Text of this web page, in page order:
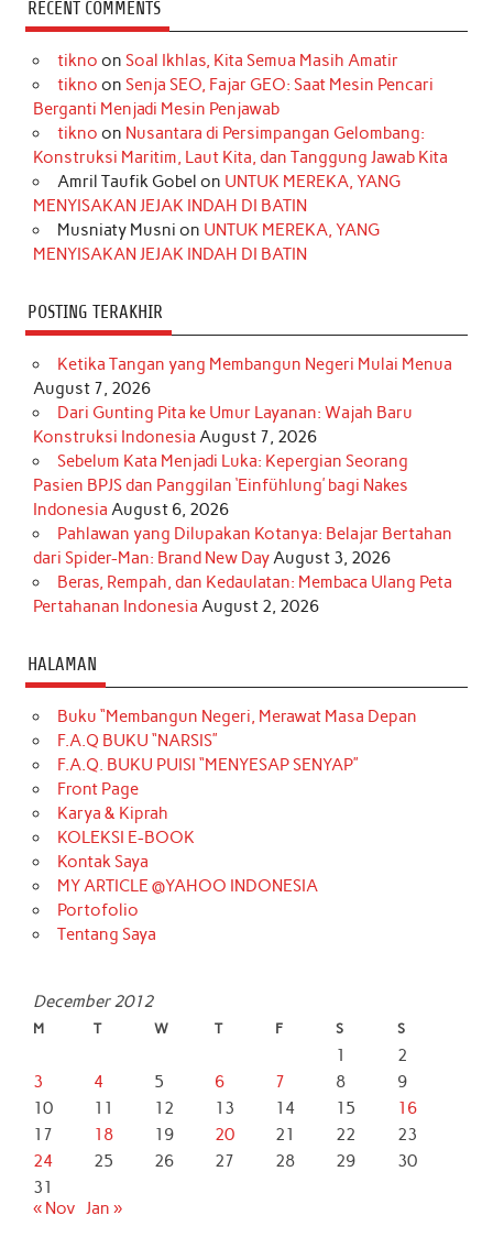
e
b
o
k
t
a
r
a
m
T
o
k
t
e
r
e
s
t
k
e
d
I
n
t
t
r
T
u
e
RECENT COMMENTS
tikno on Soal Ikhlas, Kita Semua Masih Amatir
tikno on Senja SEO, Fajar GEO: Saat Mesin Pencari
Berganti Menjadi Mesin Penjawab
tikno on Nusantara di Persimpangan Gelombang:
Konstruksi Maritim, Laut Kita, dan Tanggung Jawab Kita
Amril Taufik Gobel on UNTUK MEREKA, YANG
MENYISAKAN JEJAK INDAH DI BATIN
Musniaty Musni on UNTUK MEREKA, YANG
MENYISAKAN JEJAK INDAH DI BATIN
POSTING TERAKHIR
Ketika Tangan yang Membangun Negeri Mulai Menua
August 7, 2026
Dari Gunting Pita ke Umur Layanan: Wajah Baru
Konstruksi Indonesia August 7, 2026
Sebelum Kata Menjadi Luka: Kepergian Seorang
Pasien BPJS dan Panggilan ‘Einfühlung’ bagi Nakes
Indonesia August 6, 2026
Pahlawan yang Dilupakan Kotanya: Belajar Bertahan
dari Spider-Man: Brand New DayAugust 3, 2026
Beras, Rempah, dan Kedaulatan: Membaca Ulang Peta
Pertahanan Indonesia August 2, 2026
HALAMAN
Buku “Membangun Negeri, Merawat Masa Depan
F.A.Q BUKU “NARSIS”
F.A.Q. BUKU PUISI “MENYESAP SENYAP”
Front Page
Karya & Kiprah
KOLEKSI E-BOOK
Kontak Saya
MY ARTICLE @YAHOO INDONESIA
Portofolio
Tentang Saya
December 2012
M T W T F S S
1
2
3
4 5 6 7 8
9
10
11 12 13 14 15
16
17
18 19 20 21 22
23
24
25 26 27 28 29
30
31
« Nov Jan »